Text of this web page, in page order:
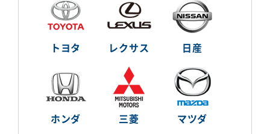
トヨタ レクサス 日産
ホンダ 三菱 マツダ